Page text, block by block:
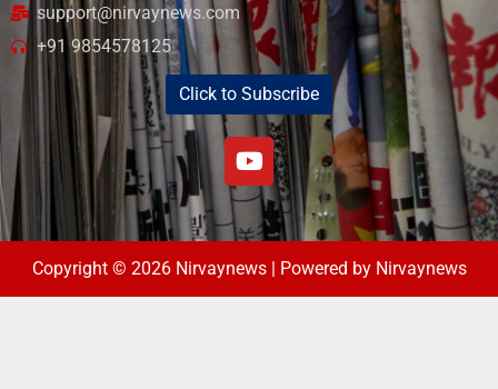
support@nirvaynews.com
+91 9854578125
Click to Subscribe
Copyright © 2026 Nirvaynews | Powered by Nirvaynews